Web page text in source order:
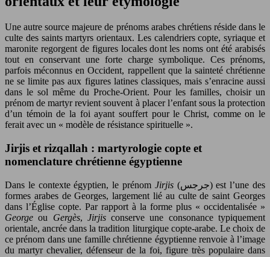
Une autre source majeure de prénoms arabes chrétiens réside dans le
culte des saints martyrs orientaux. Les calendriers copte, syriaque et
maronite regorgent de figures locales dont les noms ont été arabisés
tout en conservant une forte charge symbolique. Ces prénoms,
parfois méconnus en Occident, rappellent que la sainteté chrétienne
ne se limite pas aux figures latines classiques, mais s’enracine aussi
dans le sol même du Proche-Orient. Pour les familles, choisir un
prénom de martyr revient souvent à placer l’enfant sous la protection
d’un témoin de la foi ayant souffert pour le Christ, comme on le
ferait avec un « modèle de résistance spirituelle ».
Jirjis et rizqallah : martyrologie copte et
nomenclature chrétienne égyptienne
Dans le contexte égyptien, le prénom Jirjis(جرجس) est l’une des
formes arabes de Georges, largement lié au culte de saint Georges
dans l’Église copte. Par rapport à la forme plus « occidentalisée »
George ou Gergès, Jirjisconserve une consonance typiquement
orientale, ancrée dans la tradition liturgique copte-arabe. Le choix de
ce prénom dans une famille chrétienne égyptienne renvoie à l’image
du martyr chevalier, défenseur de la foi, figure très populaire dans